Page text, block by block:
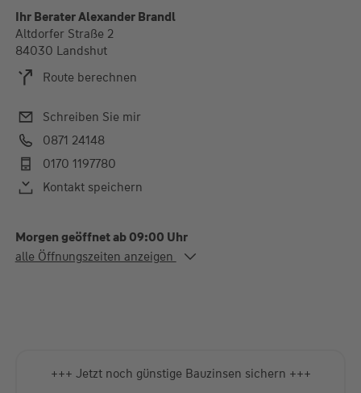
Ihr Berater Alexander Brandl
Altdorfer Straße 2
84030 Landshut
Route berechnen
Schreiben Sie mir
0871 24148
0170 1197780
Kontakt speichern
Morgen geöffnet ab 09:00 Uhr
Alle Öffnungszeiten
alle Öffnungszeiten anzeigen
+++ Jetzt noch günstige Bauzinsen sichern +++